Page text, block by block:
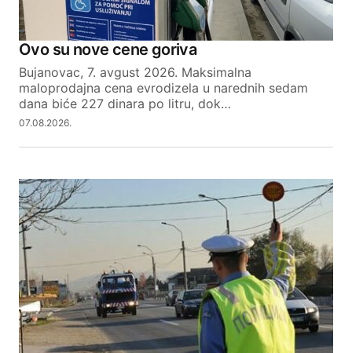
Ovo su nove cene goriva
Bujanovac, 7. avgust 2026. Maksimalna
maloprodajna cena evrodizela u narednih sedam
dana biće 227 dinara po litru, dok…
07.08.2026.